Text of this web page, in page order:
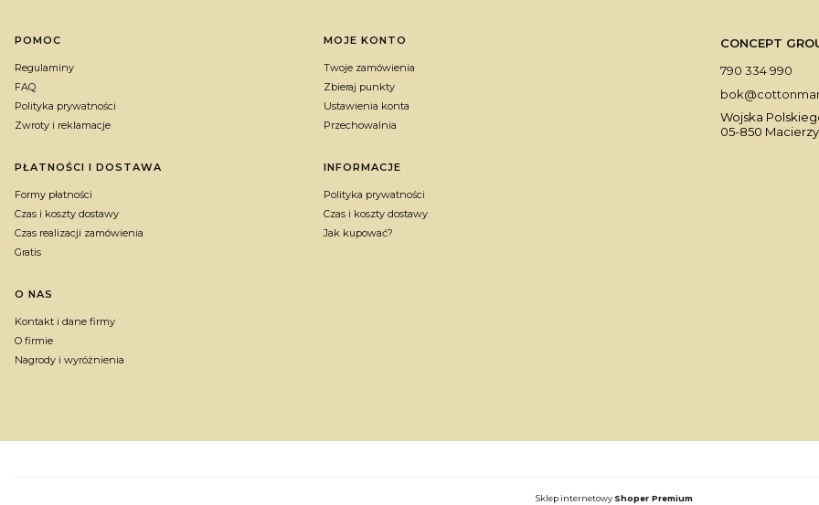
Linki w stopce
POMOC
Regulaminy
FAQ
Polityka prywatności
Zwroty i reklamacje
MOJE KONTO
Twoje zamówienia
Zbieraj punkty
Ustawienia konta
Przechowalnia
PŁATNOŚCI I DOSTAWA
Formy płatności
Czas i koszty dostawy
Czas realizacji zamówienia
Gratis
INFORMACJE
Polityka prywatności
Czas i koszty dostawy
Jak kupować?
O NAS
Kontakt i dane firmy
O firmie
Nagrody i wyróżnienia
CONCEPT
790 334 990
Wojska
05-850
Sklep internetowy Shoper Premium